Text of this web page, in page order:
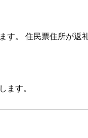
。 住民票住所が
ます。